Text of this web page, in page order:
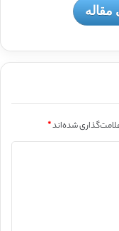
شده‌اند*